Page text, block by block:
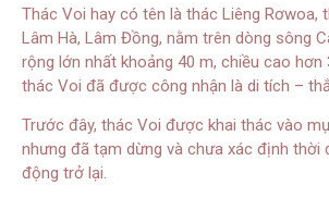
Thác Voi hay có tên là thác Liêng Rơwoa,
Lâm Hà, Lâm Đồng, nằm trên dòng sông
rộng lớn nhất khoảng 40 m, chiều cao hơn
thác Voi đã được công nhận là di tích –
Trước đây, thác Voi được khai thác vào
nhưng đã tạm dừng và chưa xác định thời
động trở lại.